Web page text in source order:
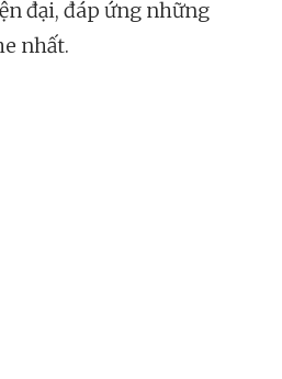
đại, đáp ứng những
nhất.